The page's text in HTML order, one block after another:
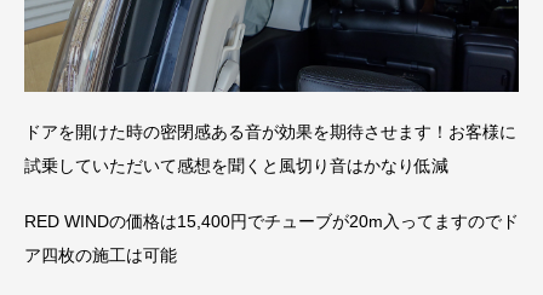
ドアを開けた時の密閉感ある音が効果を期待させます！お客様に
試乗していただいて感想を聞くと風切り音はかなり低減
RED WINDの価格は15,400円でチューブが20m入ってますのでド
ア四枚の施工は可能